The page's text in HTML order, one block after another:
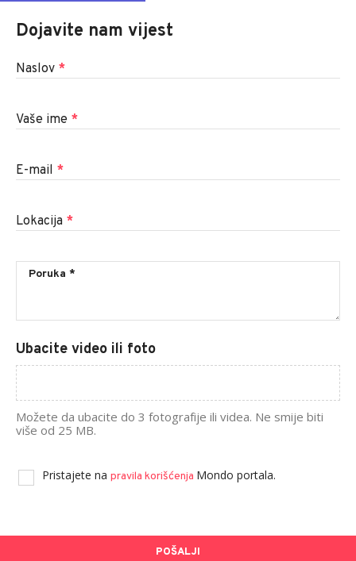
Dojavite nam vijest
Naslov *
Vaše ime *
E-mail *
Lokacija *
Ubacite video ili foto
Možete da ubacite do 3 fotografije ili videa. Ne smije biti
više od 25 MB.
Pristajete na pravila korišćenja Mondo portala.
POŠALJI